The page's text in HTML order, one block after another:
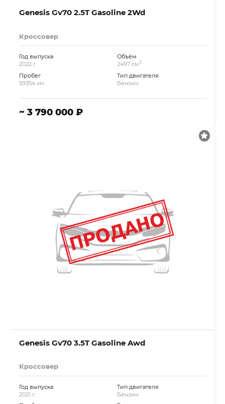
Genesis Gv70 2.5T Gasoline 2Wd
Кроссовер
Год выпуска
2022 г.
Пробег
59354 км.
Объём
2497 см3
Тип двигателя
Бензин
~ 3 790 000 ₽
Genesis Gv70 3.5T Gasoline Awd
Кроссовер
Год выпуска
2021 г.
Тип двигателя
Бензин